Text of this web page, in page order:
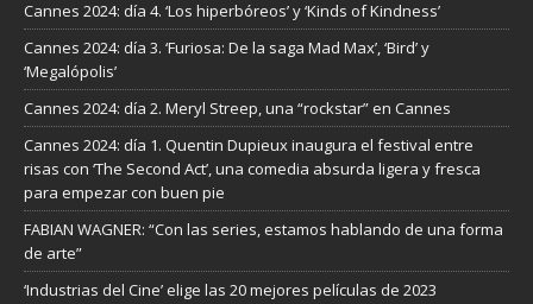
Cannes 2024: día 4. ‘Los hiperbóreos’ y ‘Kinds of Kindness’
Cannes 2024: día 3. ‘Furiosa: De la saga Mad Max’, ‘Bird’ y
‘Megalópolis’
Cannes 2024: día 2. Meryl Streep, una “rockstar” en Cannes
Cannes 2024: día 1. Quentin Dupieux inaugura el festival entre
risas con ‘The Second Act’, una comedia absurda ligera y fresca
para empezar con buen pie
FABIAN WAGNER: “Con las series, estamos hablando de una forma
de arte”
‘Industrias del Cine’ elige las 20 mejores películas de 2023